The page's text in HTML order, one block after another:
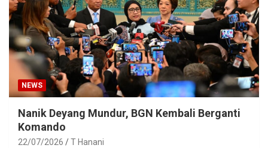
NEWS
Nanik Deyang Mundur, BGN Kembali Berganti
Komando
22/07/2026 T Hanani